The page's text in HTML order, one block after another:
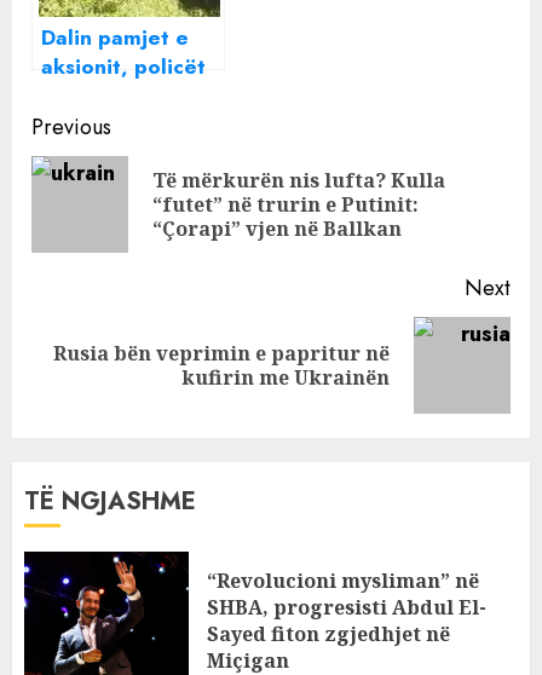
Dalin pamjet e
aksionit, policët
jelek anti-plumb
shkojnë drejt
Gjergj Mullallit
Continue
Reading
Previous
Të mërkurën nis lufta? Kulla
“futet” në trurin e Putinit:
“Çorapi” vjen në Ballkan
Next
Next
Rusia bën veprimin e papritur në
kufirin me Ukrainën
TË NGJASHME
“Revolucioni mysliman” në
SHBA, progresisti Abdul El-
Sayed fiton zgjedhjet në
Miçigan